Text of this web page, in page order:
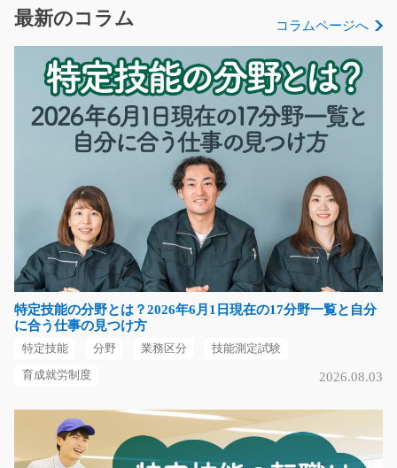
長期（3ヶ月以上）
長野県飯田市
気になる
箱詰めスタッフ 冷暖房完備！/y08_01149
綺麗で冷暖房完備♪そんな中で銅線の箱詰めや検品のお仕
事をお任せいします…
長期（3ヶ月以上）
時給1000円～
福岡県行橋市
急募
＜仕事内容＞ 色んなゼリーや焼き菓子などの菓子製品を
最新のコラム コラムページへ
特定技能の分野とは？2026年6月1日現在の17分野一覧と自分
に合う仕事の見つけ方
特定技能 分野 業務区分 技能測定試験
育成就労制度 2026.08.03